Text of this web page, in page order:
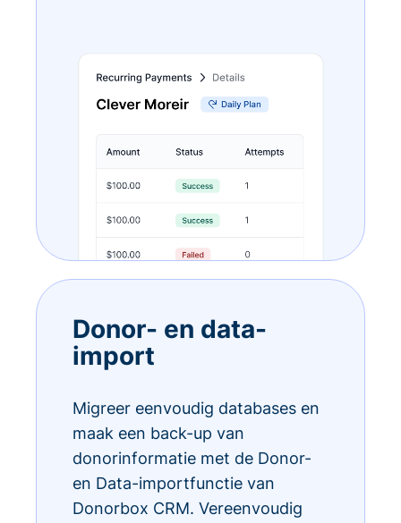
Donor- en data-
import
Migreer eenvoudig databases en
maak een back-up van
donorinformatie met de Donor-
en Data-importfunctie van
Donorbox CRM. Vereenvoudig